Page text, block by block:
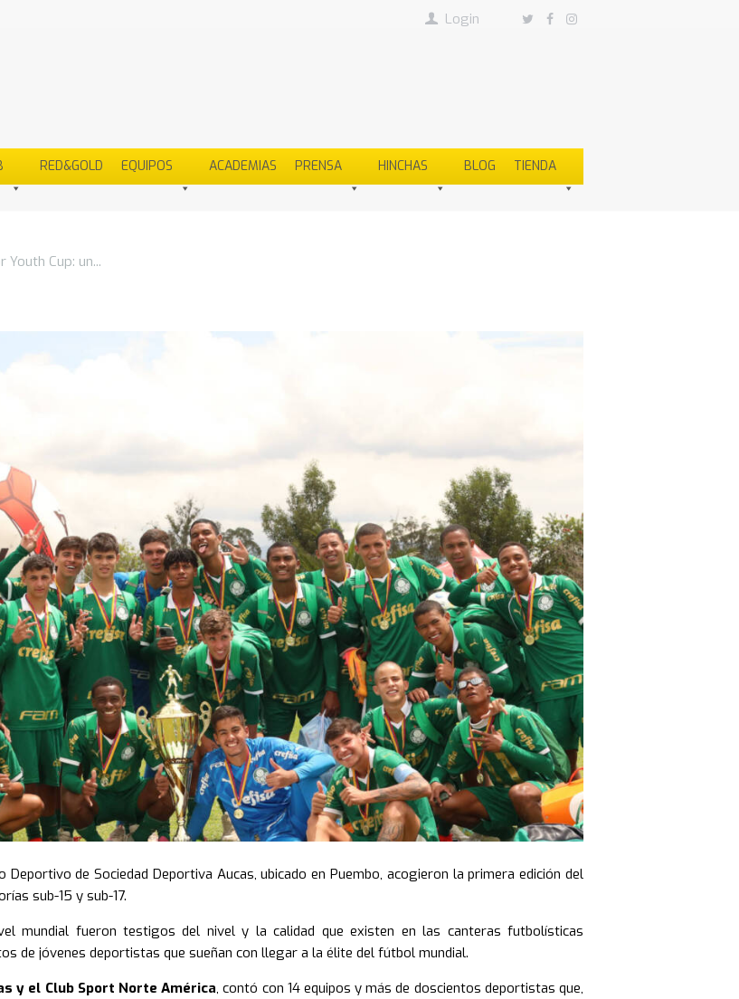
Login
RED&GOLD EQUIPOS ACADEMIAS PRENSA HINCHAS BLOG TIENDA
Cup: un...
de Sociedad Deportiva Aucas, ubicado en Puembo, acogieron la primera edición del
sub-15 y sub-17.
mundial fueron testigos del nivel y la calidad que existen en las canteras futbolísticas
de jóvenes deportistas que sueñan con llegar a la élite del fútbol mundial.
y el Club Sport Norte América, contó con 14 equipos y más de doscientos deportistas que,